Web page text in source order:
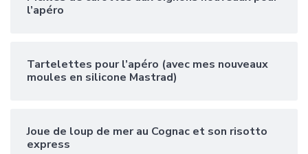
l’apéro
Tartelettes pour l’apéro (avec mes nouveaux
moules en silicone Mastrad)
Joue de loup de mer au Cognac et son risotto
express